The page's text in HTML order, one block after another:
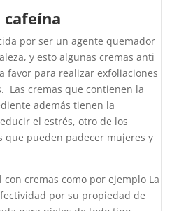
cafeína
por ser un agente quemador
y esto algunas cremas anti
favor para realizar exfoliaciones
Las cremas que contienen la
además tienen la
el estrés, otro de los
que pueden padecer mujeres y
con cremas como por ejemplo La
por su propiedad de